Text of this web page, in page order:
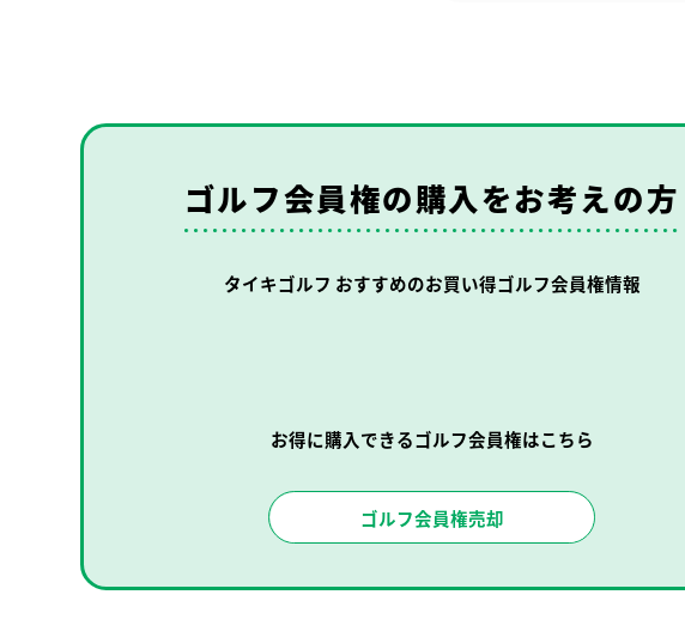
ゴルフ会員権の購入をお考えの方
タイキゴルフ おすすめのお買い得ゴルフ会員権情報
お得に購入できるゴルフ会員権はこちら
ゴルフ会員権売却